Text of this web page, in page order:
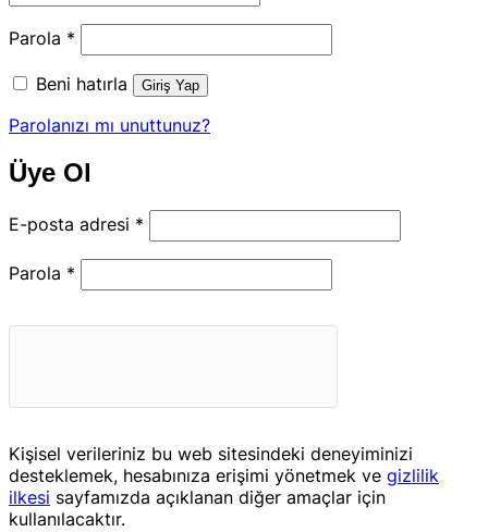
Parola *
Beni hatırla Giriş Yap
Parolanızı mı unuttunuz?
Üye Ol
E-posta adresi *
Parola *
Kişisel verileriniz bu web sitesindeki deneyiminizi
desteklemek, hesabınıza erişimi yönetmek ve gizlilik
ilkesi sayfamızda açıklanan diğer amaçlar için
kullanılacaktır.